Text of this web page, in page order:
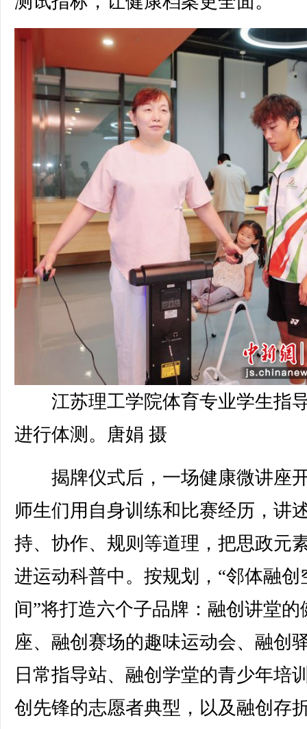
江苏理工学院体育专业学生指
进行体测。唐娟 摄
揭牌仪式后，一场健康微讲座
师生们用自身训练和比赛经历，讲
持、协作、规则等道理，把思政元
进运动科普中。按规划，“邻体融创
间”将打造六个子品牌：融创讲堂的
座、融创赛场的趣味运动会、融创
日常指导站、融创学堂的青少年培
创先锋的志愿者典型，以及融创存